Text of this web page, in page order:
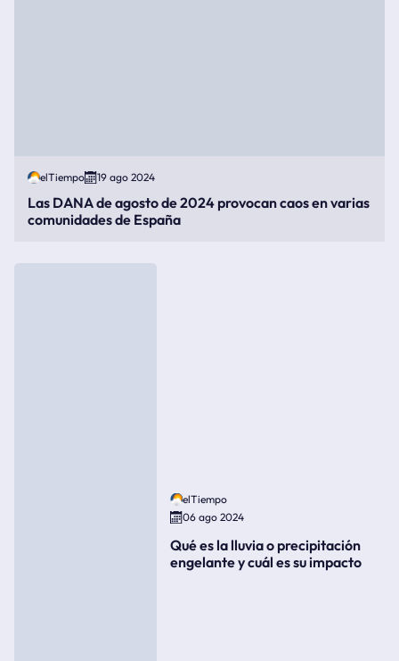
elTiempo 19 ago 2024
Las DANA de agosto de 2024 provocan caos en varias
comunidades de España
elTiempo
06 ago 2024
Qué es la lluvia o precipitación
engelante y cuál es su impacto